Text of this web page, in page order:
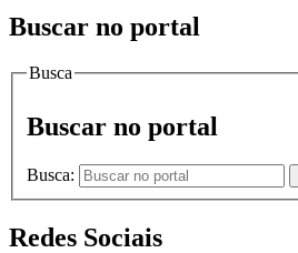
Buscar no portal
Busca
Buscar no portal
Busca:
Redes Sociais